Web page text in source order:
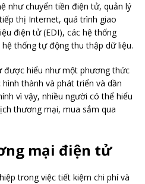
như chuyển tiền điện tử, quản lý
thị Internet, quá trình giao
điện tử (EDI), các hệ thống
thống tự động thu thập dữ liệu.
được hiểu như một phương thức
thành và phát triển và dần
vì vậy, nhiều người có thể hiểu
thương mại, mua sắm qua
mại điện tử
trong việc tiết kiệm chi phí và